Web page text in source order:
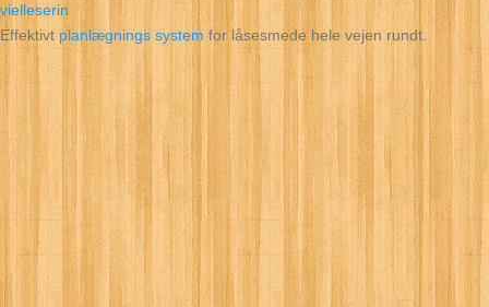
vielleserin
Effektivtplanlægnings system for låsesmede hele vejen rundt.